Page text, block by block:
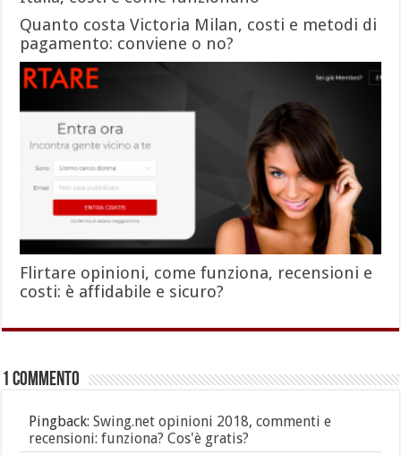
Quanto costa Victoria Milan, costi e metodi di
pagamento: conviene o no?
Flirtare opinioni, come funziona, recensioni e
costi: è affidabile e sicuro?
1 commento
Pingback:Swing.net opinioni 2018, commenti e
recensioni: funziona? Cos'è gratis?